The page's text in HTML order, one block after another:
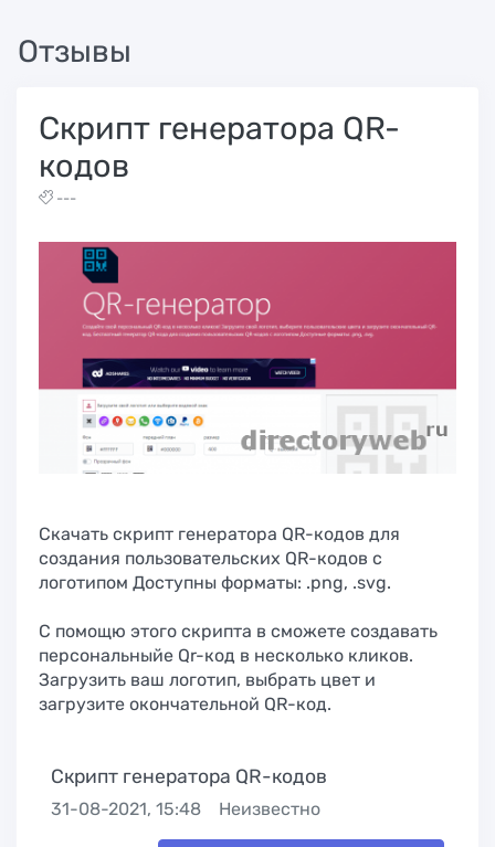
Отзывы
Скрипт генератора QR-
кодов
---
Скачать скрипт генератора QR-кодов для
создания пользовательских QR-кодов с
логотипом Доступны форматы: .png, .svg.
С помощю этого скрипта в сможете создавать
персональныйе Qr-код в несколько кликов.
Загрузить ваш логотип, выбрать цвет и
загрузите окончательной QR-код.
Скрипт генератора QR-кодов
31-08-2021, 15:48 Неизвестно